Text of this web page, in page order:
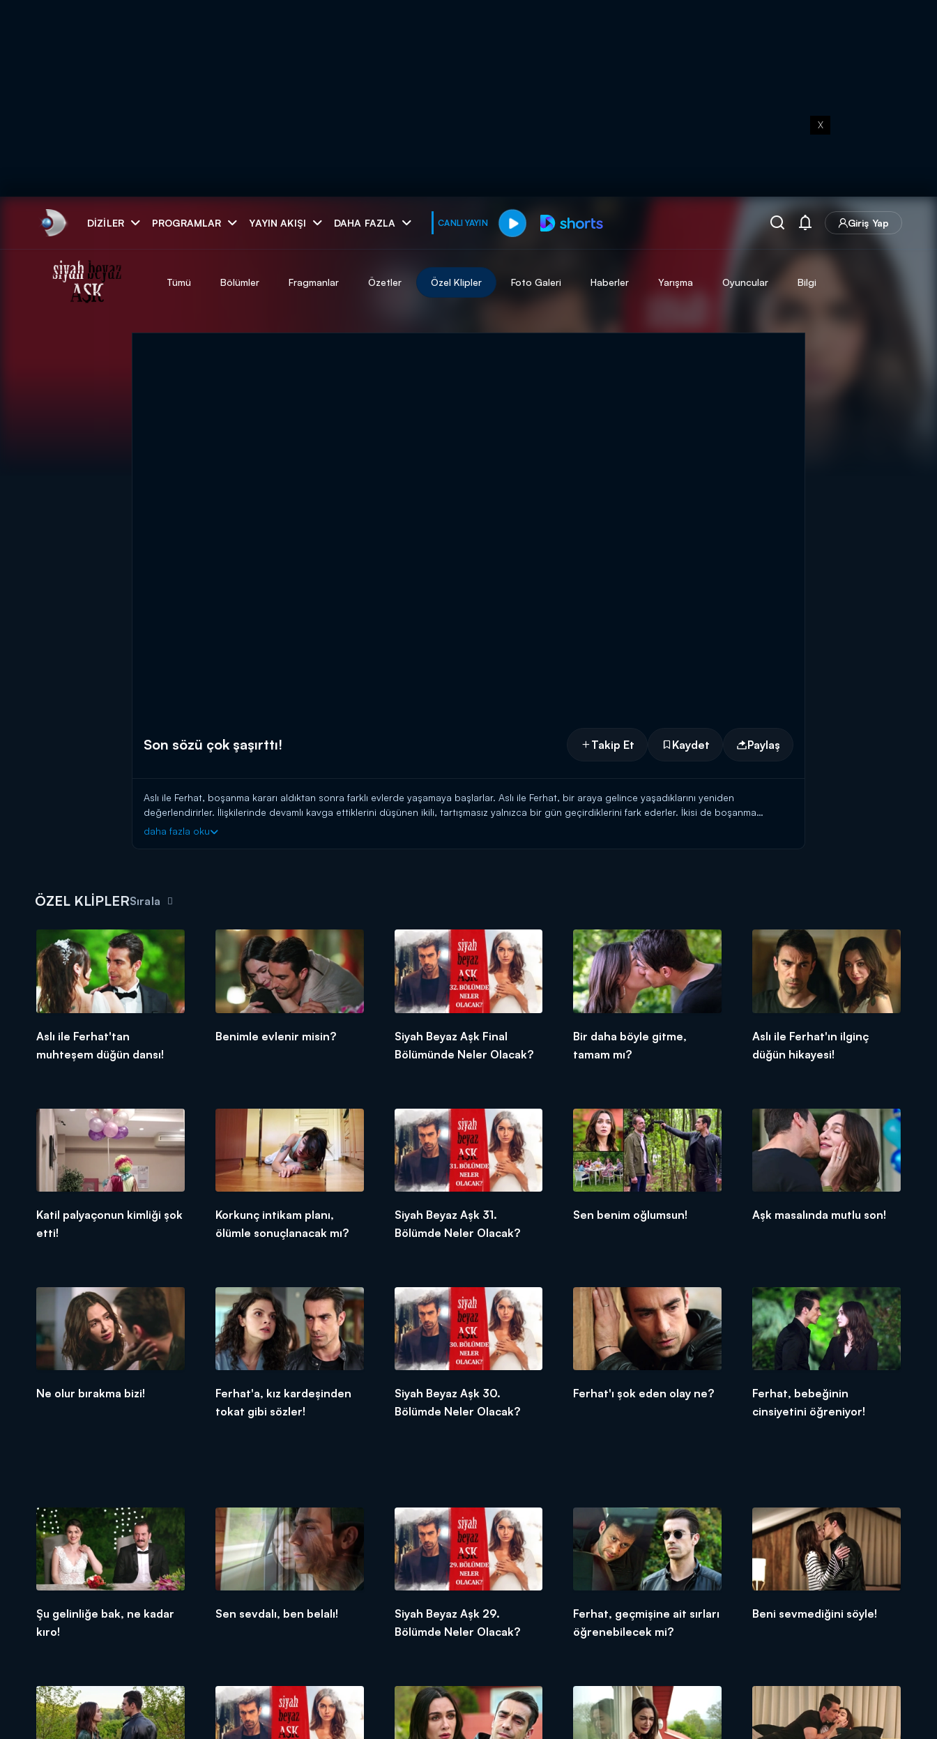
X
DIZILER PROGRAMLAR YAYIN AKIŞI DAHA FAZLA CANLI YAYIN Giriş Yap
muhteşem ikili
Tümü Bölümler Fragmanlar Özetler Özel Klipler Foto Galeri Haberler Yarışma Oyuncular Bilgi
Son sözü çok şaşırttı! Takip Et Kaydet Paylaş
Aslı ile Ferhat, boşanma kararı aldıktan sonra farklı evlerde yaşamaya başlarlar. Aslı ile Ferhat, bir araya gelince yaşadıklarını yeniden
değerlendirirler. İlişkilerinde devamlı kavga ettiklerini düşünen ikili, tartışmasız yalnızca bir gün geçirdiklerini fark ederler. İkisi de boşanma
kararından geri adım atmamakta kararlıdırlar. Aslı'nın duyguları ise dile getirdiklerinden çok farklıdır. Ferhat'ı çok özlediğinin farkına varan Aslı,
daha fazla oku
ÖZEL KLİPLERSırala
Aslı ile Ferhat'tan
muhteşem düğün dansı!
Benimle evlenir misin?
Siyah Beyaz Aşk Final
Bölümünde Neler Olacak?
Bir daha böyle gitme,
tamam mı?
Aslı ile Ferhat'ın ilginç
düğün hikayesi!
Katil palyaçonun kimliği şok
etti!
Korkunç intikam planı,
ölümle sonuçlanacak mı?
Siyah Beyaz Aşk 31.
Bölümde Neler Olacak?
Sen benim oğlumsun! Aşk masalında mutlu son!
Ne olur bırakma bizi!
Ferhat'a, kız kardeşinden
tokat gibi sözler!
Siyah Beyaz Aşk 30.
Bölümde Neler Olacak?
Ferhat'ı şok eden olay ne?
Ferhat, bebeğinin
cinsiyetini öğreniyor!
Şu gelinliğe bak, ne kadar
kıro!
Sen sevdalı, ben belalı!
Siyah Beyaz Aşk 29.
Bölümde Neler Olacak?
Ferhat, geçmişine ait sırları
öğrenebilecek mi?
Beni sevmediğini söyle!